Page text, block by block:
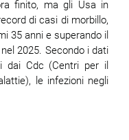
finito, ma gli Usa in
di casi di morbillo,
35 anni e superando il
2025. Secondo i dati
dai Cdc (Centri per il
le infezioni negli